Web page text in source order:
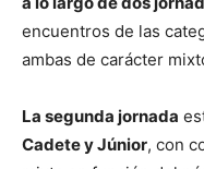
encuentros de las
ambas de carácter
La segunda jornada
Cadete y Júnior, con